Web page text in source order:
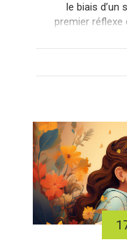
le biais d’un
premier